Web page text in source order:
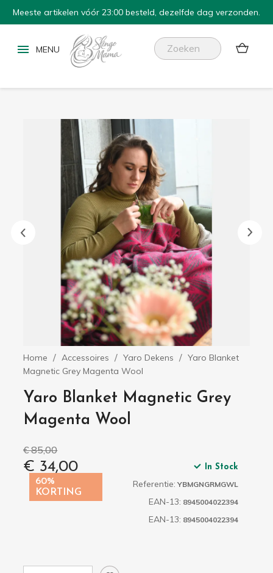
Meeste artikelen vóór 23:00 besteld, dezelfde dag verzonden.

Home Accessoires Yaro Dekens
Yaro Blanket
Magnetic Grey Magenta Wool
Yaro Blanket Magnetic Grey
Magenta Wool
€ 85,00
€ 34,00
60%
KORTING
In Stock
Referentie: YBMGNGRMGWL
EAN-13: 8945004022394
EAN-13: 8945004022394